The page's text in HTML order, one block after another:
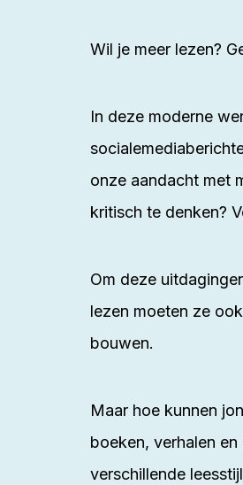
Wil je meer lezen?
In deze moderne
onze aandacht met
kritisch te denken?
Om deze
lezen moeten ze
bouwen.
Maar hoe kunnen
boeken, verhalen
verschillende